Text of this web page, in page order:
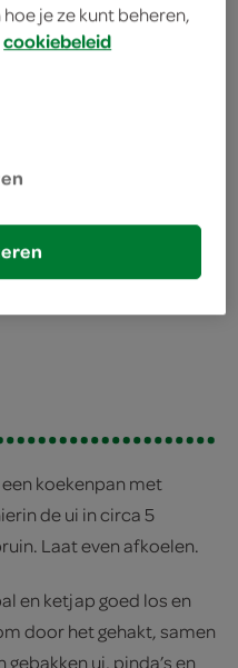
koekenpan met
de ui in circa 5
Laat even afkoelen.
en ketjap goed los en
door het gehakt, samen
ui, pinda’s en
je ze kunt beheren,
cookiebeleid